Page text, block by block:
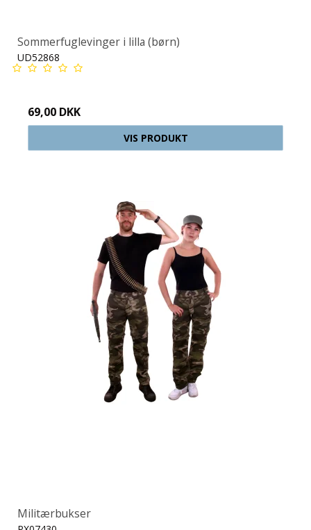
Sommerfuglevinger i lilla (børn)
UD52868
69,00 DKK
VIS PRODUKT
Militærbukser